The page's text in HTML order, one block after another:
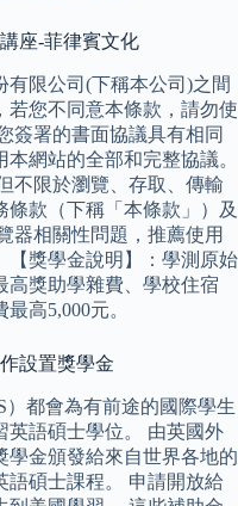
座-菲律賓文化
限公司(下稱本公司)之間
若您不同意本條款，請勿使
簽署的書面協議具有相同
網站的全部和完整協議。
不限於瀏覽、存取、傳輸
款（下稱「本條款」）及
器相關性問題，推薦使用
【獎學金說明】：學測原始
高獎助學雜費、學校住宿
高5,000元。
設置獎學金
）都會為有前途的國際學生
英語碩士學位。 由英國外
學金頒發給來自世界各地的
語碩士課程。 申請開放給